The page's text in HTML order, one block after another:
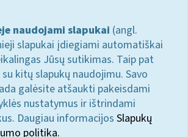
naudojami slapukai (angl.
slapukai įdiegiami automatiškai
Jūsų sutikimas. Taip pat
kitų slapukų naudojimu. Savo
galėsite atšaukti pakeisdami
nustatymus ir ištrindami
Daugiau informacijos Slapukų
politika.